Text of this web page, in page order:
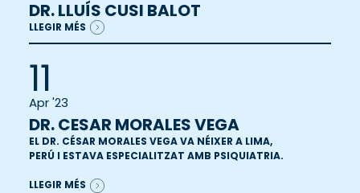
DR. LLUÍS CUSI BALOT
LLEGIR MÉS
11
Apr '23
DR. CESAR MORALES VEGA
EL DR. CÉSAR MORALES VEGA VA NÉIXER A LIMA,
PERÚ I ESTAVA ESPECIALITZAT AMB PSIQUIATRIA.
LLEGIR MÉS